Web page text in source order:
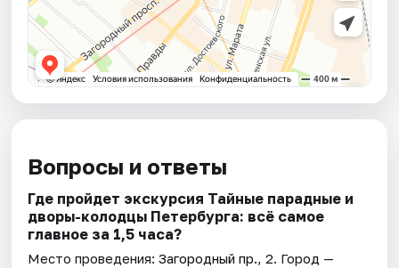
Вопросы и ответы
Где пройдет экскурсия Тайные парадные и
дворы-колодцы Петербурга: всё самое
главное за 1,5 часа?
Место проведения:Загородный пр., 2. Город —